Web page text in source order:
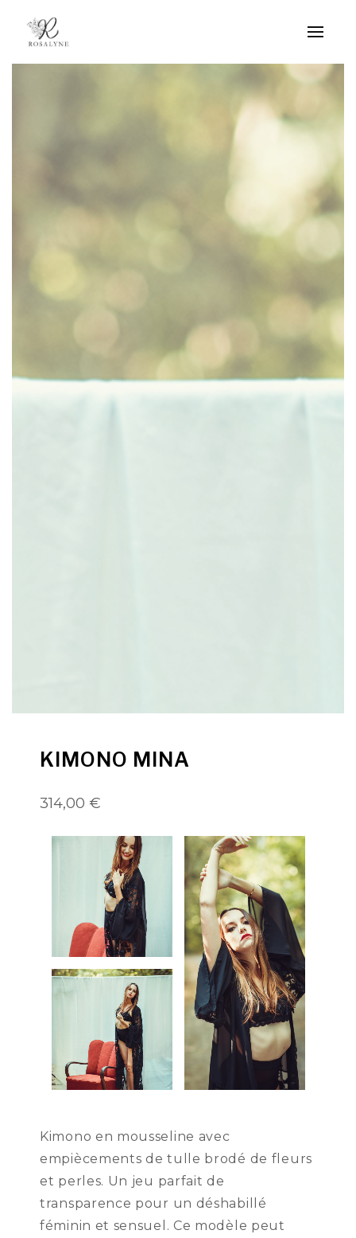
KIMONO MINA
314,00 €
Kimono en mousseline avec
empiècements de tulle brodé de fleurs
et perles. Un jeu parfait de
transparence pour un déshabillé
féminin et sensuel. Ce modèle peut